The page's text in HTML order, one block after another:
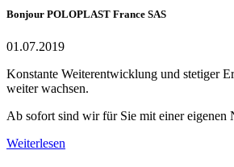
Bonjour POLOPLAST France SAS
01.07.2019
Konstante Weiterentwicklung und stetiger
weiter wachsen.
Ab sofort sind wir für Sie mit einer eigenen
Weiterlesen